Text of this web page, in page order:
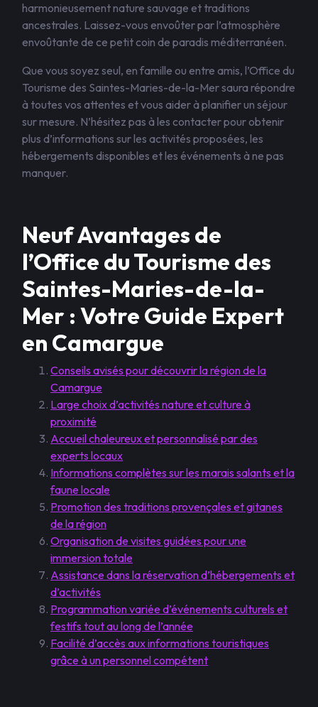
harmonieusement nature sauvage et traditions
ancestrales. Laissez-vous envoûter par l’atmosphère
envoûtante de ce petit coin de paradis méditerranéen.
Que vous soyez seul, en famille ou entre amis, l’Office du
Tourisme des Saintes-Maries-de-la-Mer saura répondre
à toutes vos attentes et vous aider à planifier un séjour
sur mesure. N’hésitez pas à les contacter pour obtenir
plus d’informations sur les activités proposées, les
hébergements disponibles et les événements à ne pas
manquer.
Neuf Avantages de
l’Office du Tourisme des
Saintes-Maries-de-la-
Mer : Votre Guide Expert
en Camargue
Conseils avisés pour découvrir la région de la
Camargue
Large choix d’activités nature et culture à
proximité
Accueil chaleureux et personnalisé par des
experts locaux
Informations complètes sur les marais salants et la
faune locale
Promotion des traditions provençales et gitanes
de la région
Organisation de visites guidées pour une
immersion totale
Assistance dans la réservation d’hébergements et
d’activités
Programmation variée d’événements culturels et
festifs tout au long de l’année
Facilité d’accès aux informations touristiques
grâce à un personnel compétent